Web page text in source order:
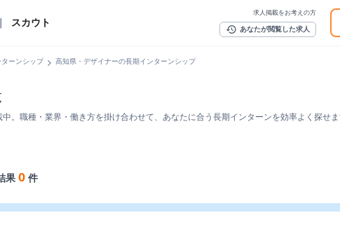
スカウト
求人掲載をお考えの方
history あなたが閲覧した求人
ーンシップchevron_right 高知県・デザイナーの長期インターンシップ
。職種・業界・働き方を掛け合わせて、あなたに合う長期インターンを効率よく探せま
果0 件